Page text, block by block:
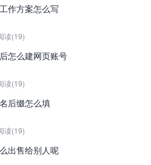
作方案怎么写
读(19)
怎么建网页账号
读(19)
后缀怎么填
读(19)
出售给别人呢